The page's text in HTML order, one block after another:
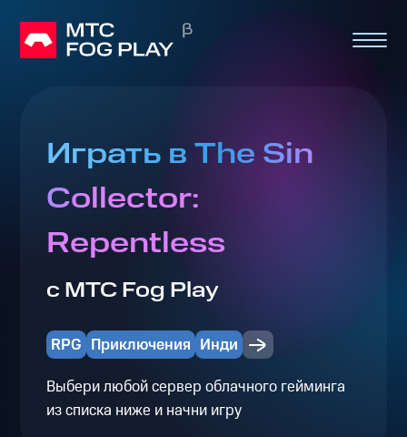
Играть в The Sin
Collector:
Repentless
с МТС Fog Play
RPG Приключения Инди
Выбери любой сервер облачного гейминга
из списка ниже и начни игру